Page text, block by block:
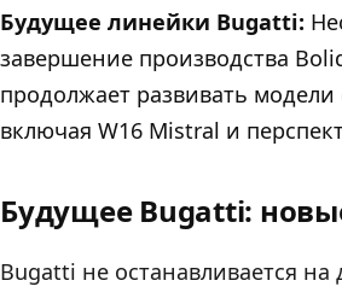
Будущее линейки Bugatti:
завершение производства
продолжает развивать модели
включая W16 Mistral и
Будущее Bugatti:
Bugatti не останавливается на